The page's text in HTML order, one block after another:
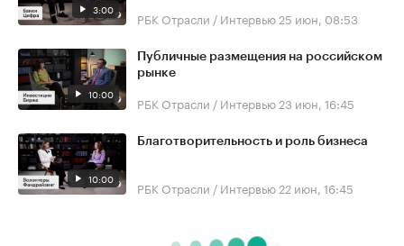
3:00 РБК Отрасли / Интервью 25 июн, 08:53
10:00
Публичные размещения на российском
рынке
РБК Отрасли / Интервью 23 июн, 16:45
10:00
Благотворительность и роль бизнеса
РБК Отрасли / Интервью 22 июн, 16:45